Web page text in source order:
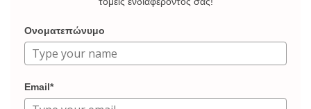
Ονοματεπώνυμο
Email*